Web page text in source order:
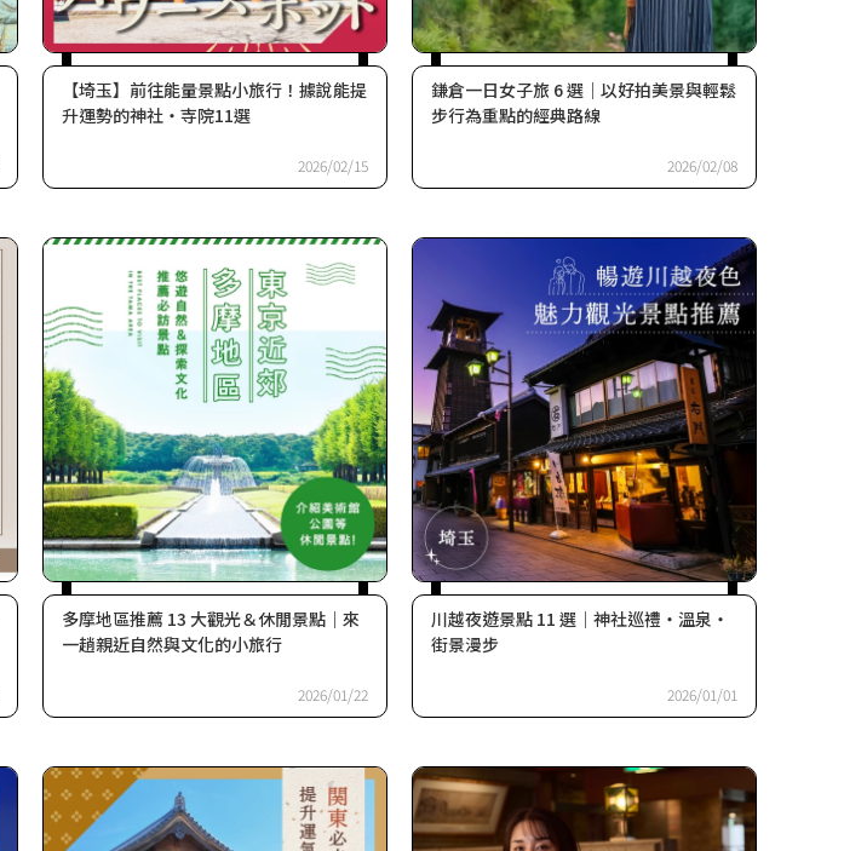
【埼玉】前往能量景點小旅行！據說能提
升運勢的神社・寺院11選
2026/02/15
鎌倉一日女子旅 6 選｜以好拍美景與輕鬆
步行為重點的經典路線
2026/02/08
多摩地區推薦 13 大觀光＆休閒景點｜來
一趟親近自然與文化的小旅行
2026/01/22
川越夜遊景點 11 選｜神社巡禮・溫泉・
街景漫步
2026/01/01